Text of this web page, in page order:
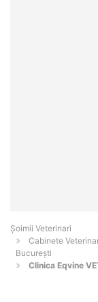
Șoimii Veterinari
Cabinete
Bucureşti
Clinica Eqvine